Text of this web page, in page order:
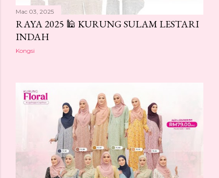
Mac 03, 2025
RAYA 2025 🕌 KURUNG SULAM LESTARI
INDAH
Kongsi